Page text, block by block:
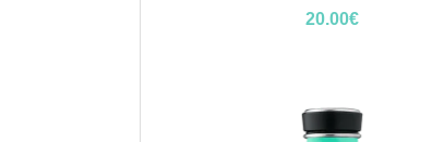
20.00€